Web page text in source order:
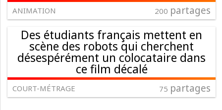
ANIMATION 200 partages
Des étudiants français mettent en
scène des robots qui cherchent
désespérément un colocataire dans
ce film décalé
COURT-MÉTRAGE 75 partages